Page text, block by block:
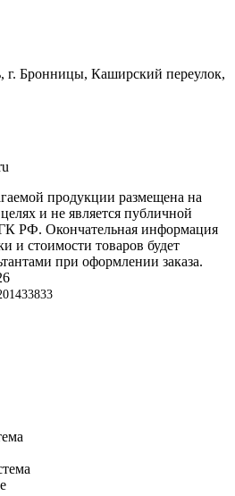
г. Бронницы, Каширский переулок,
продукции размещена на
и не является публичной
РФ. Окончательная информация
и стоимости товаров будет
при оформлении заказа.